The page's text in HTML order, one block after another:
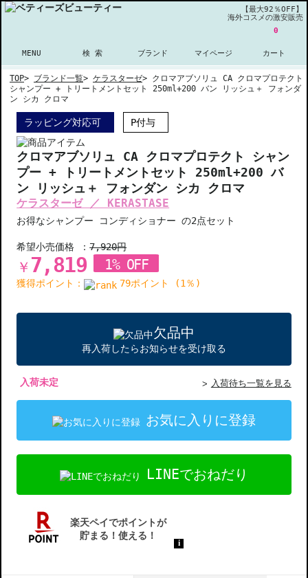
【最大92％OFF】
海外コスメの激安販売
MENU 検 索 ブランド マイページ
0
カート
TOP> ブランド一覧> ケラスターゼ> クロマアブソリュ CA クロマプロテクト
シャンプー + トリートメントセット 250ml+200 バン リッシュ＋ フォンダ
ン シカ クロマ
ラッピング対応可 P付与
クロマアブソリュ CA クロマプロテクト シャン
プー + トリートメントセット 250ml+200 バ
ン リッシュ＋ フォンダン シカ クロマ
ケラスターゼ ／ KERASTASE
お得なシャンプー コンディショナー の2点セット
希望小売価格 ：7,920円
￥ 7,819 1% OFF
獲得ポイント： 79ポイント (1％)
欠品中
再入荷したらお知らせを受け取る
入荷未定 入荷待ち一覧を見る
お気に入りに登録
LINEでおねだり